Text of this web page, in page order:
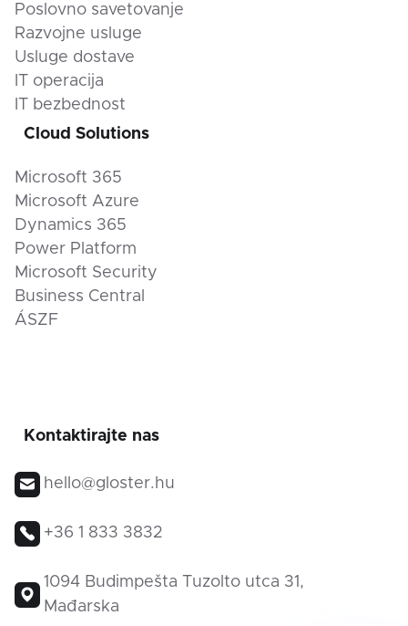
Poslovno savetovanje
Razvojne usluge
Usluge dostave
IT operacija
IT bezbednost
Cloud Solutions
Microsoft 365
Microsoft Azure
Dynamics 365
Power Platform
Microsoft Security
Business Central
ÁSZF
Kontaktirajte nas
hello@gloster.hu
+36 1 833 3832
1094 Budimpešta Tuzolto utca 31,
Mađarska